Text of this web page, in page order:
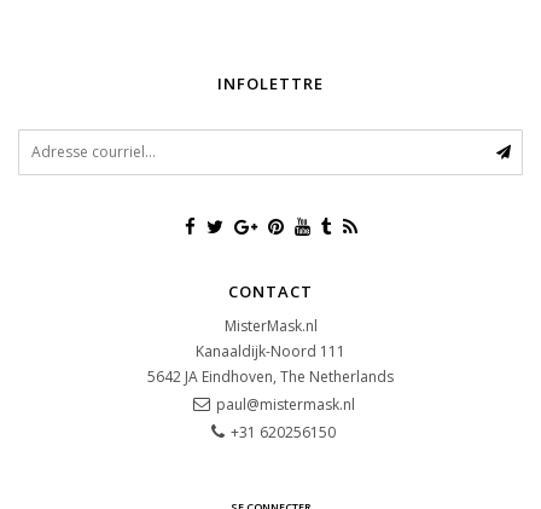
INFOLETTRE
CONTACT
MisterMask.nl
Kanaaldijk-Noord 111
5642 JA Eindhoven, The Netherlands
paul@mistermask.nl
+31 620256150